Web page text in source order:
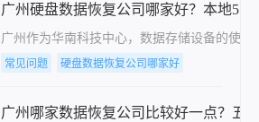
广州硬盘数据恢复公司哪家好？本地5
广州作为华南科技中心，数据存储设备的使
常见问题 硬盘数据恢复公司哪家好
广州哪家数据恢复公司比较好一点？五